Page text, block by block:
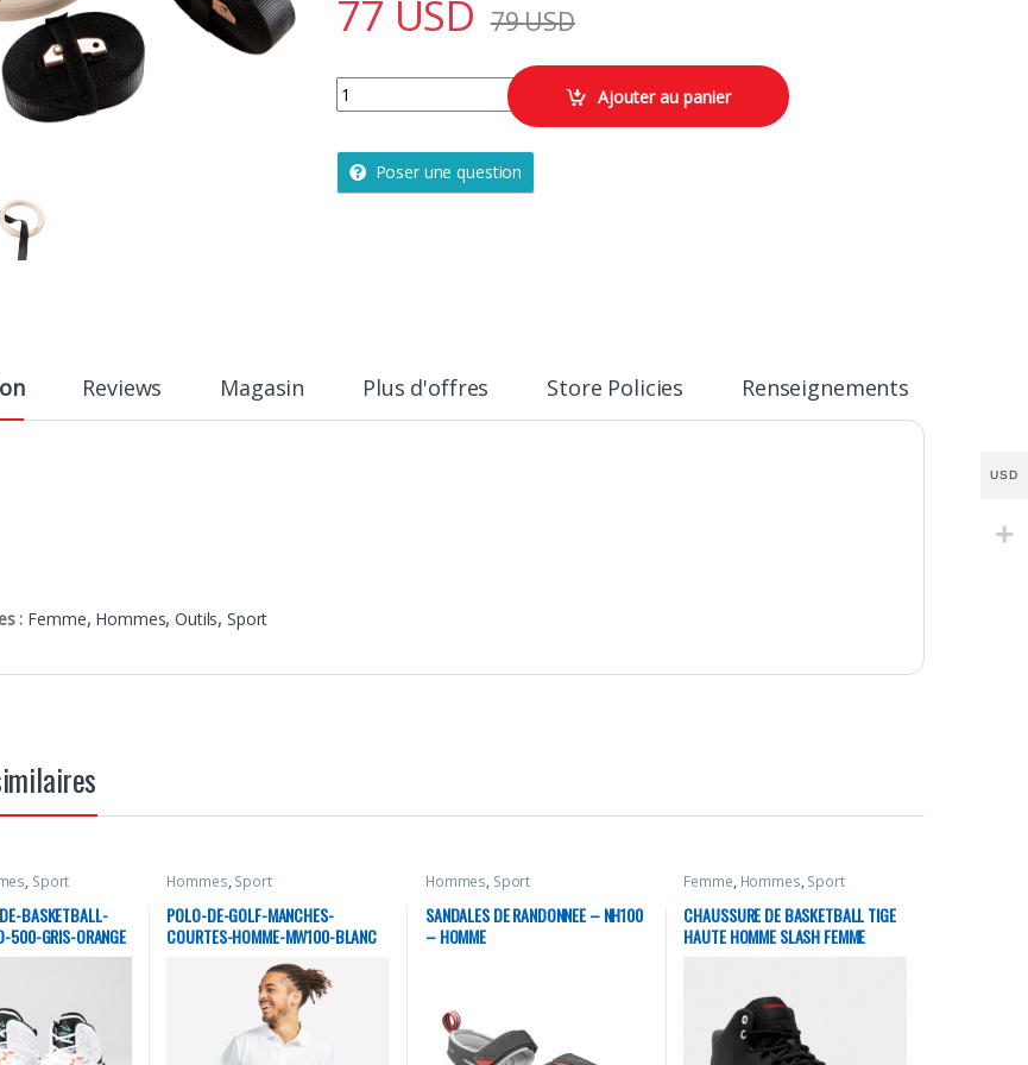
77 USD 79USD
Anneaux crosstraining quantity Ajouter au panier
Poser une question
Reviews Magasin Plus d'offres Store Policies Renseignements
: Femme, Hommes,Outils,Sport
, Sport
BASKETBALL-
500-GRIS-ORANGE
Hommes, Sport
POLO-DE-GOLF-MANCHES-
COURTES-HOMME-MW100-BLANC
Hommes, Sport
SANDALES DE RANDONNEE – NH100
– HOMME
Femme, Hommes, Sport
CHAUSSURE DE BASKETBALL TIGE
HAUTE HOMME SLASH FEMME
USD